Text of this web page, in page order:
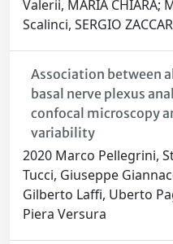
Valerii, MARIA CHIARA;
Scalinci, SERGIO
Association between
basal nerve plexus
confocal microscopy
variability
2020 Marco Pellegrini,
Tucci, Giuseppe
Gilberto Laffi, Uberto
Piera Versura